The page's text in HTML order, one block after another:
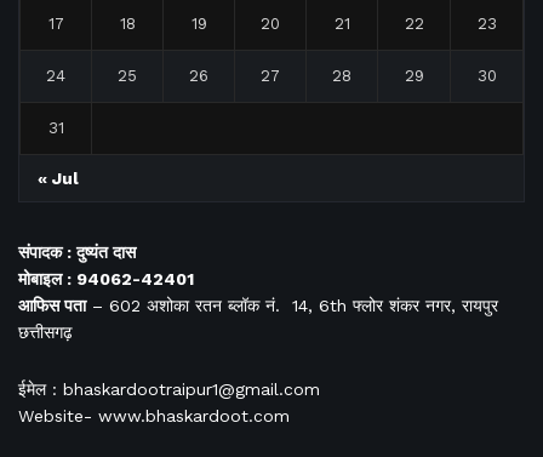
17 18 19 20 21 22 23
24 25 26 27 28 29 30
31
« Jul
संपादक : दुष्यंत दास
मोबाइल : 94062-42401
आफिसपता– 602 अशोका रतन ब्लॉक नं. 14, 6th फ्लोर शंकर नगर, रायपुर
छत्तीसगढ़
ईमेल : bhaskardootraipur1@gmail.com
Website- www.bhaskardoot.com